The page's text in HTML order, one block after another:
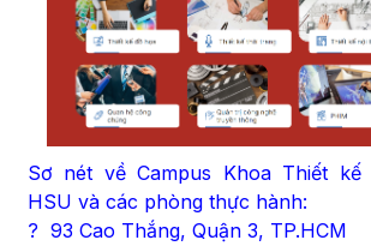
Sơ nét về Campus Khoa Thiết kế
HSU và các phòng thực hành:
? 93 Cao Thắng, Quận 3, TP.HCM